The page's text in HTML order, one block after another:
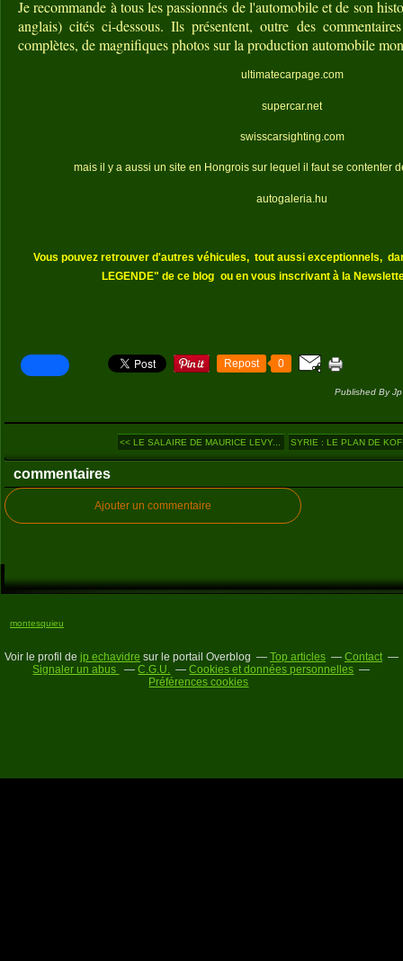
Je recommande à tous les passionnés de l'automobile et de son
anglais) cités ci-dessous. Ils présentent, outre des
complètes, de magnifiques photos sur la production automobile
ultimatecarpage.com
supercar.net
swisscarsighting.com
mais il y a aussi un site en Hongrois sur lequel il faut se contenter
autogaleria.hu
Vous pouvez retrouver d'autres véhicules, tout aussi exceptionnels,
LEGENDE" de ce blog ou en vous inscrivant à la
Repost 0
Published By
<< LE SALAIRE DE MAURICE LEVY... SYRIE : LE PLAN DE
commentaires
Ajouter un commentaire
montesquieu
Voir le profil de jp echavidre sur le portail Overblog Top articles
Contact
Signaler un abus
C.G.U.
Cookies et données personnelles
Préférences cookies